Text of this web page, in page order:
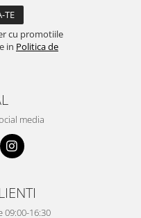
cu promotiile
in Politica de
media
09:00-16:30